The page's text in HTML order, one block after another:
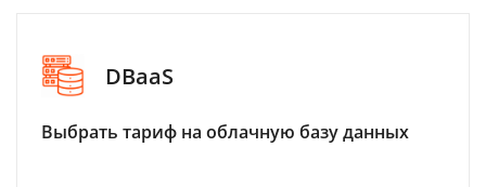
DBaaS
Выбрать тариф на облачную базу данных